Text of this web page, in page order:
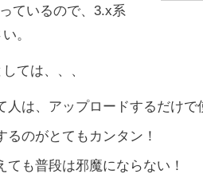
ているので、3.x系
。
ては、、、
人は、アップロードするだけで
のがとてもカンタン！
も普段は邪魔にならない！